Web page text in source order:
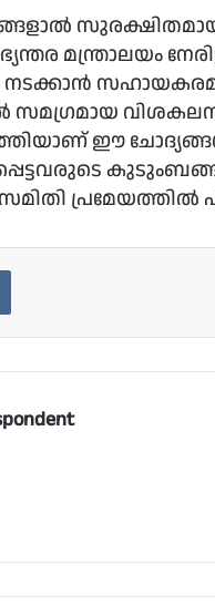
മന്ത്രാലയം
സമഗ്രമായ
ഈ
പ്രമേയത്തില്‍
VKontakte